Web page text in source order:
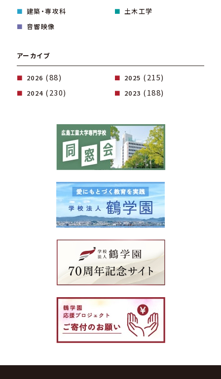
建築・専攻科
土木工学
音響映像
アーカイブ
2026 (88) 2025 (215)
2024 (230) 2023 (188)